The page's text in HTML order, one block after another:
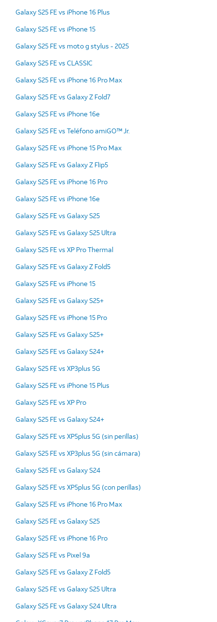
Galaxy S25 FE vs iPhone 16 Plus
Galaxy S25 FE vs iPhone 15
Galaxy S25 FE vs moto g stylus - 2025
Galaxy S25 FE vs CLASSIC
Galaxy S25 FE vs iPhone 16 Pro Max
Galaxy S25 FE vs Galaxy Z Fold7
Galaxy S25 FE vs iPhone 16e
Galaxy S25 FE vs Teléfono amiGO™ Jr.
Galaxy S25 FE vs iPhone 15 Pro Max
Galaxy S25 FE vs Galaxy Z Flip5
Galaxy S25 FE vs iPhone 16 Pro
Galaxy S25 FE vs iPhone 16e
Galaxy S25 FE vs Galaxy S25
Galaxy S25 FE vs Galaxy S25 Ultra
Galaxy S25 FE vs XP Pro Thermal
Galaxy S25 FE vs Galaxy Z Fold5
Galaxy S25 FE vs iPhone 15
Galaxy S25 FE vs Galaxy S25+
Galaxy S25 FE vs iPhone 15 Pro
Galaxy S25 FE vs Galaxy S25+
Galaxy S25 FE vs Galaxy S24+
Galaxy S25 FE vs XP3plus 5G
Galaxy S25 FE vs iPhone 15 Plus
Galaxy S25 FE vs XP Pro
Galaxy S25 FE vs Galaxy S24+
Galaxy S25 FE vs XP5plus 5G (sin perillas)
Galaxy S25 FE vs XP3plus 5G (sin cámara)
Galaxy S25 FE vs Galaxy S24
Galaxy S25 FE vs XP5plus 5G (con perillas)
Galaxy S25 FE vs iPhone 16 Pro Max
Galaxy S25 FE vs Galaxy S25
Galaxy S25 FE vs iPhone 16 Pro
Galaxy S25 FE vs Pixel 9a
Galaxy S25 FE vs Galaxy Z Fold5
Galaxy S25 FE vs Galaxy S25 Ultra
Galaxy S25 FE vs Galaxy S24 Ultra